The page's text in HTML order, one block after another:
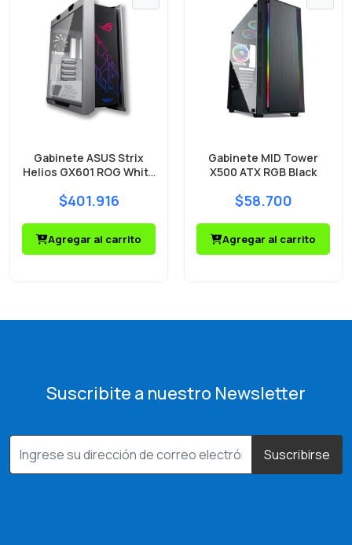
Gabinete ASUS Strix
Helios GX601 ROG White
Vidrio Templado
$401.916
Agregar al carrito
Gabinete MID Tower
X500 ATX RGB Black
$58.700
Agregar al carrito
Suscribite a nuestro Newsletter
Suscribirse